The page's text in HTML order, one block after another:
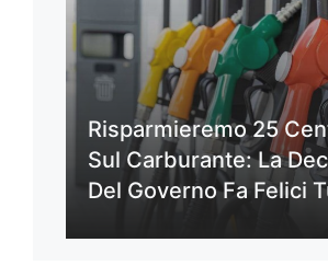
Risparmieremo 25
Sul Carburante: La
Del Governo Fa Felici